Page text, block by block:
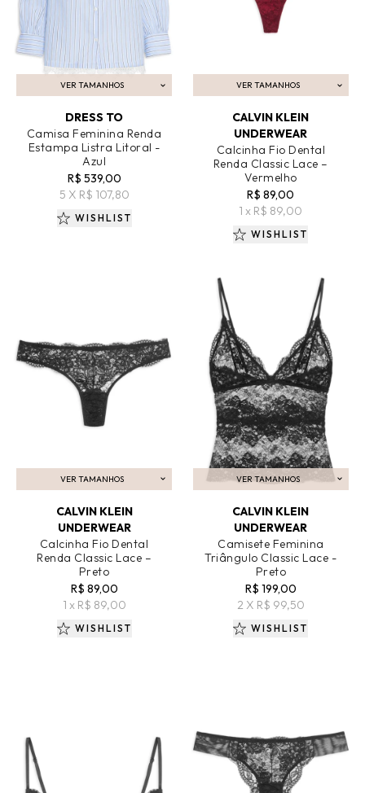
VER TAMANHOS
ADICIONAR AO CARRINHO
DRESS TO
Camisa Feminina Renda
Estampa Listra Litoral -
Azul
R$ 539,00
5 X R$ 107,80
WISHLIST
VER TAMANHOS
ADICIONAR AO CARRINHO
CALVIN KLEIN
UNDERWEAR
Calcinha Fio Dental
Renda Classic Lace –
Vermelho
R$ 89,00
1 x R$ 89,00
WISHLIST
VER TAMANHOS
ADICIONAR AO CARRINHO
CALVIN KLEIN
UNDERWEAR
Calcinha Fio Dental
Renda Classic Lace –
Preto
R$ 89,00
1 x R$ 89,00
WISHLIST
VER TAMANHOS
ADICIONAR AO CARRINHO
CALVIN KLEIN
UNDERWEAR
Camisete Feminina
Triângulo Classic Lace -
Preto
R$ 199,00
2 X R$ 99,50
WISHLIST